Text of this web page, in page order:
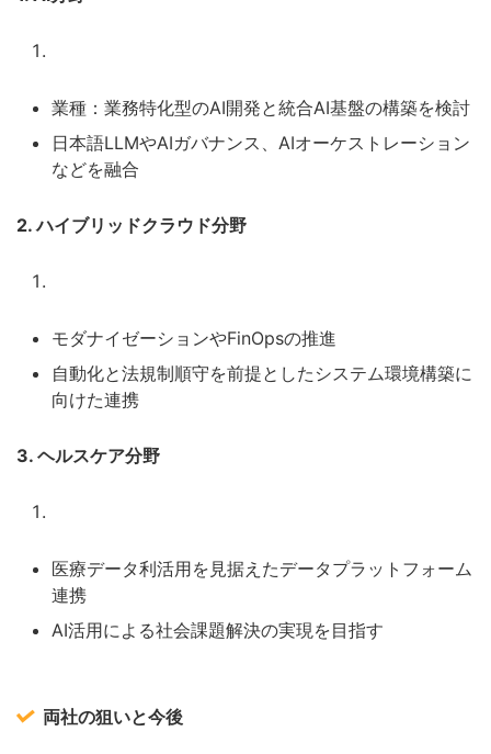
業種：業務特化型のAI開発と統合AI基盤の構築を検討
日本語LLMやAIガバナンス、AIオーケストレーション
などを融合
2. ハイブリッドクラウド分野
モダナイゼーションやFinOpsの推進
自動化と法規制順守を前提としたシステム環境構築に
向けた連携
3. ヘルスケア分野
医療データ利活用を見据えたデータプラットフォーム
連携
AI活用による社会課題解決の実現を目指す
両社の狙いと今後